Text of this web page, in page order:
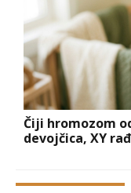
Čiji hromozom
devojčica, XY